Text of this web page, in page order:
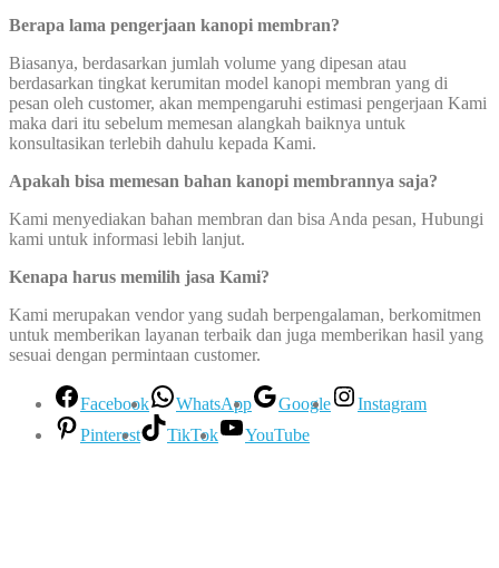
Berapa lama pengerjaan kanopi membran?
Biasanya, berdasarkan jumlah volume yang dipesan atau
berdasarkan tingkat kerumitan model kanopi membran yang di
pesan oleh customer, akan mempengaruhi estimasi pengerjaan Kami
maka dari itu sebelum memesan alangkah baiknya untuk
konsultasikan terlebih dahulu kepada Kami.
Apakah bisa memesan bahan kanopi membrannya saja?
Kami menyediakan bahan membran dan bisa Anda pesan, Hubungi
kami untuk informasi lebih lanjut.
Kenapa harus memilih jasa Kami?
Kami merupakan vendor yang sudah berpengalaman, berkomitmen
untuk memberikan layanan terbaik dan juga memberikan hasil yang
sesuai dengan permintaan customer.
Facebook WhatsApp Google
Instagram
Pinterest
TikTok YouTube